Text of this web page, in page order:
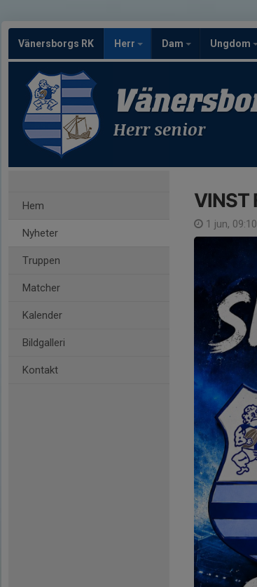
Vänersborgs RK Herr Dam Ungdom
Herr senior
Hem
Nyheter
Truppen
Matcher
Kalender
Bildgalleri
Kontakt
VINST
1 jun, 09:10